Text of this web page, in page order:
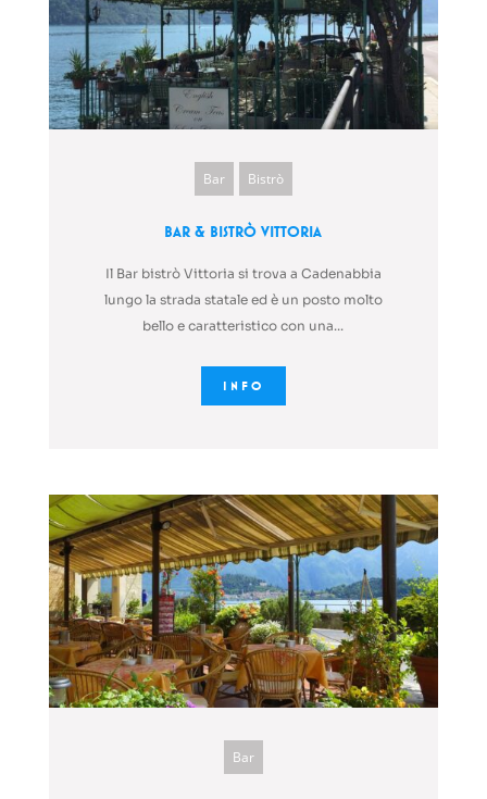
Bar Bistrò
Bar & Bistrò Vittoria
Il Bar bistrò Vittoria si trova a Cadenabbia
lungo la strada statale ed è un posto molto
bello e caratteristico con una...
INFO
Bar